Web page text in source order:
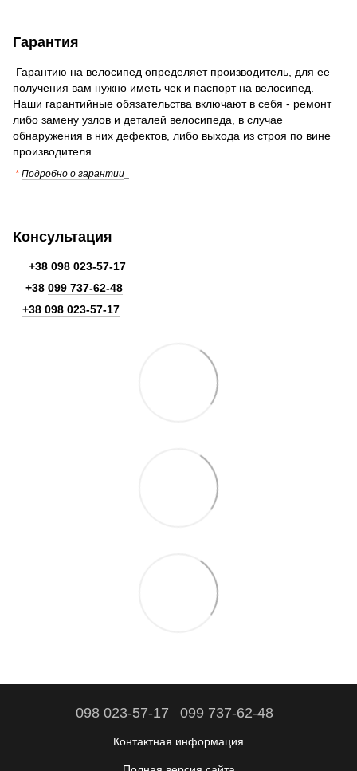
Гарантия
Гарантию на велосипед определяет производитель, для ее
получения вам нужно иметь чек и паспорт на велосипед.
Наши гарантийные обязательства включают в себя - ремонт
либо замену узлов и деталей велосипеда, в случае
обнаружения в них дефектов, либо выхода из строя по вине
производителя.
* Подробно о гарантии
Консультация
+38 098 023-57-17
+38 099 737-62-48
+38 098 023-57-17
098 023-57-17 099 737-62-48
Контактная информация